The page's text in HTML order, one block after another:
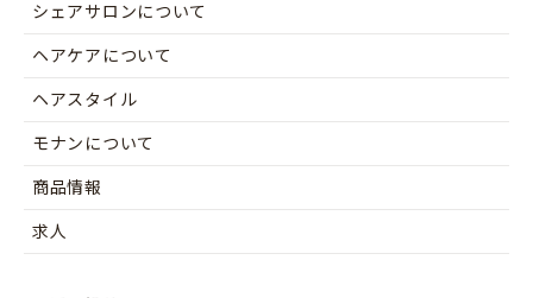
シェアサロンについて
ヘアケアについて
ヘアスタイル
モナンについて
商品情報
求人